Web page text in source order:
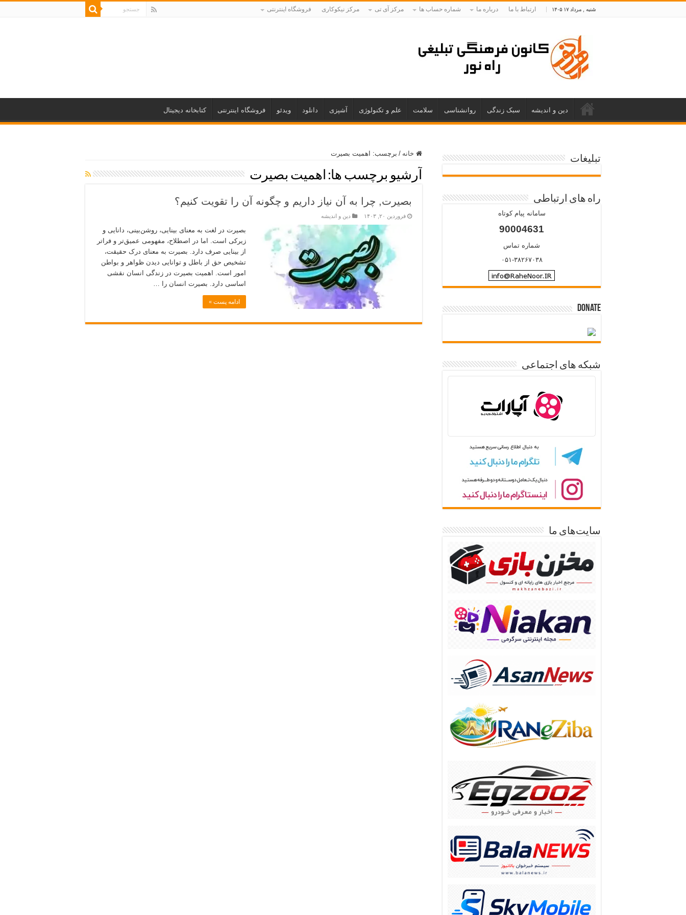
شنبه , مرداد ۱۷ ۱۴۰۵ ارتباط با ما درباره ما شماره حساب ها مرکز آی تی مرکز نیکوکاری فروشگاه اینترنتی
دین و اندیشه سبک زندگی روانشناسی سلامت علم و تکنولوژی آشپزی دانلود ویدئو فروشگاه اینترنتی کتابخانه دیجیتال
خانه / برچسب: اهمیت بصیرت
آرشیو برچسب ها: اهمیت بصیرت
بصیرت, چرا به آن نیاز داریم و چگونه آن را تقویت کنیم؟
فروردین ۲۰, ۱۴۰۳ دین و اندیشه
بصیرت در لغت به معنای بینایی، روشن‌بینی، دانایی و
زیرکی است. اما در اصطلاح، مفهومی عمیق‌تر و فراتر
از بینایی صرف دارد. بصیرت به معنای درک حقیقت،
تشخیص حق از باطل و توانایی دیدن ظواهر و بواطن
امور است. اهمیت بصیرت در زندگی انسان نقشی
اساسی دارد. بصیرت انسان را …
ادامه پست »
تبلیغات
راه های ارتباطی
سامانه پیام کوتاه
90004631
شماره تماس
۰۵۱-۳۸۲۶۷۰۳۸
Donate
شبکه های اجتماعی
سایت‌های ما